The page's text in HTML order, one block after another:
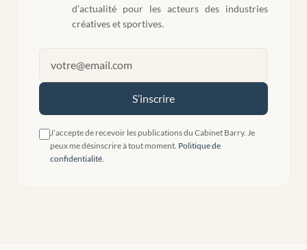
d’actualité pour les acteurs des industries
créatives et sportives.
S’inscrire
J’accepte de recevoir les publications du Cabinet Barry. Je
peux me désinscrire à tout moment. Politique de
confidentialité.